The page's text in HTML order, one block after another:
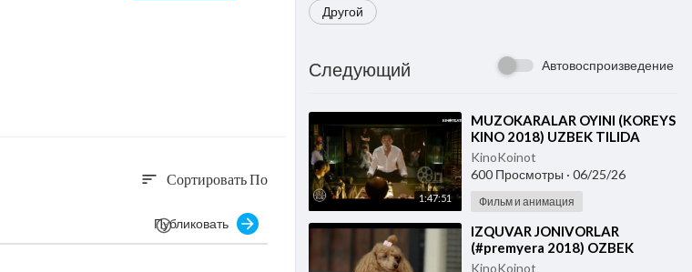
Другой
Следующий Автовоспроизведение
1:47:51
⁣MUZOKARALAR OYINI (KOREYS
KINO 2018) UZBEK TILIDA
KinoKoinot
600 Просмотры · 06/25/26
Фильм и анимация
⁣IZQUVAR JONIVORLAR
(#premyera 2018) OZBEK
TILIDA
KinoKoinot
sort Сортировать По
Публиковать